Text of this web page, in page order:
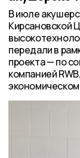
В июле
Кирсановской
передали в
проекта — по
компанией